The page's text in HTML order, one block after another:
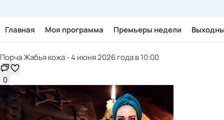
Главная Моя программа Премьеры недели
Порча Жабья кожа - 4 июня 2026 года в 10:00
0